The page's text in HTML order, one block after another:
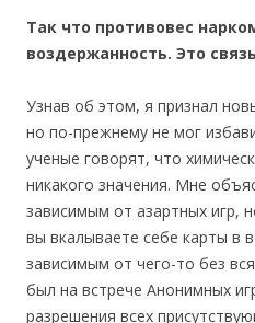
Так что противовес
воздержанность. Это
Узнав об этом, я признал
но по-прежнему не мог
ученые говорят, что
никакого значения. Мне
зависимым от азартных игр,
вы вкалываете себе карты в
зависимым от чего-то без
был на встрече Анонимных
разрешения всех